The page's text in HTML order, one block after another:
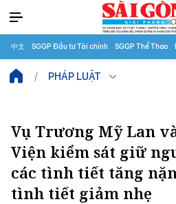
中文 SGGP Đầu tư Tài chính SGGP Thể Thao
PHÁP LUẬT
Vụ Trương Mỹ Lan
Viện kiểm sát giữ
các tình tiết tăng
tình tiết giảm nhẹ